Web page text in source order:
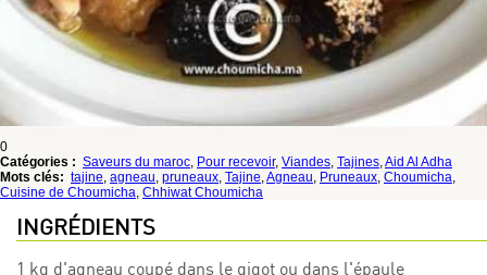
0
Catégories : Saveurs du maroc, Pour recevoir, Viandes, Tajines,Aid Al Adha
Mots clés: tajine, agneau, pruneaux, Tajine,Agneau, Pruneaux, Choumicha,
Cuisine de Choumicha, Chhiwat Choumicha
INGRÉDIENTS
1 kg d'agneau coupé dans le gigot ou dans l'épaule